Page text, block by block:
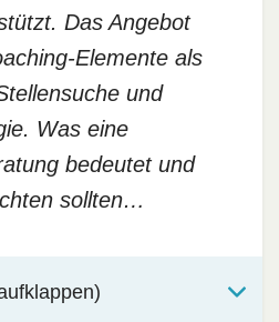
Das Angebot
Elemente als
und
Was eine
bedeutet und
sollten…